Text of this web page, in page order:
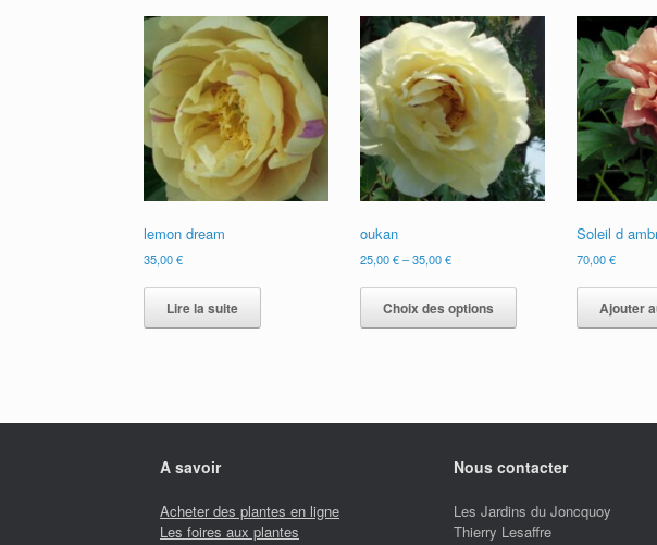
lemon dream
35,00€
Lire la suite
oukan
25,00€–35,00€
Choix des options
a
peuvent
choisies
la
page
Soleil d
70,00€
Ajouter
A savoir
Acheter des plantes en ligne
Les foires aux plantes
Nous contacter
Les Jardins du Joncquoy
Thierry Lesaffre